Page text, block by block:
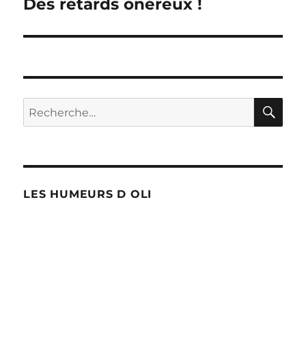
Des retards onéreux !
Recherche
pour :
LES HUMEURS D OLI